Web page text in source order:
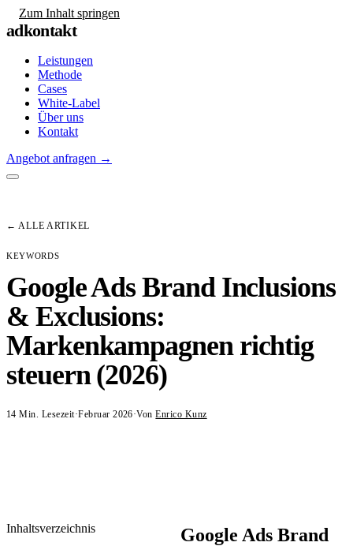
Zum Inhalt springen
adkontakt
Leistungen
Methode
Cases
White-Label
Über uns
Kontakt
Angebot anfragen →
← ALLE ARTIKEL
KEYWORDS
Google Ads Brand Inclusions
& Exclusions:
Markenkampagnen richtig
steuern (2026)
14 Min. Lesezeit·Februar 2026·Von Enrico Kunz
Inhaltsverzeichnis
Google Ads Brand